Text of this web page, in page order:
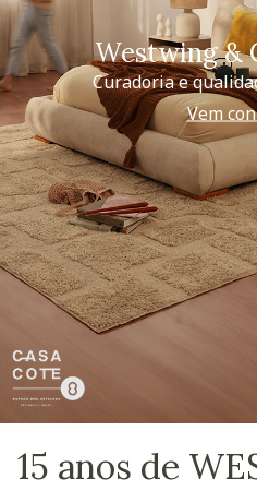
Westwing &
Curadoria e
Vem
15 anos de